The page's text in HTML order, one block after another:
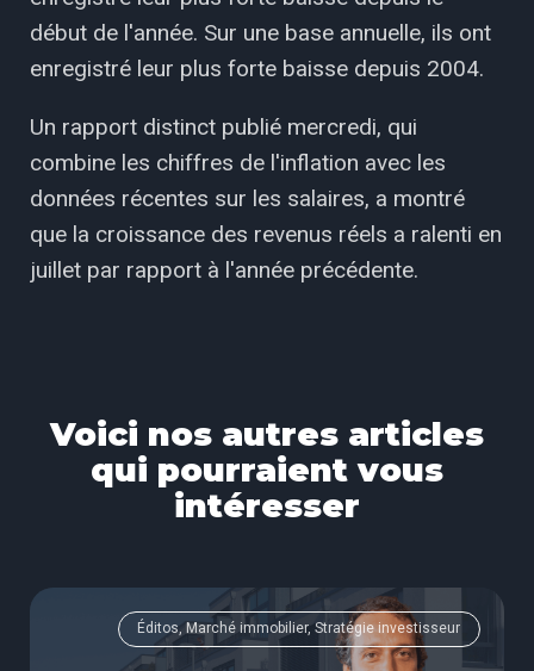
début de l'année. Sur une base annuelle, ils ont
enregistré leur plus forte baisse depuis 2004.
Un rapport distinct publié mercredi, qui
combine les chiffres de l'inflation avec les
données récentes sur les salaires, a montré
que la croissance des revenus réels a ralenti en
juillet par rapport à l'année précédente.
Voici nos autres articles
qui pourraient vous
intéresser
Éditos, Marché immobilier, Stratégie investisseur